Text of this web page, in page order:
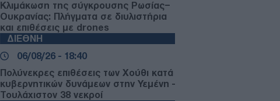
Κλιμάκωση της σύγκρουσης Ρωσίας–
Ουκρανίας: Πλήγματα σε διυλιστήρια
και επιθέσεις με drones
ΔΙΕΘΝΗ
06/08/26 - 18:40
Πολύνεκρες επιθέσεις των Χούθι κατά
κυβερνητικών δυνάμεων στην Υεμένη -
Τουλάχιστον 38 νεκροί